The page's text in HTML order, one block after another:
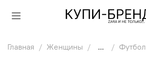
Главная Женщины ...